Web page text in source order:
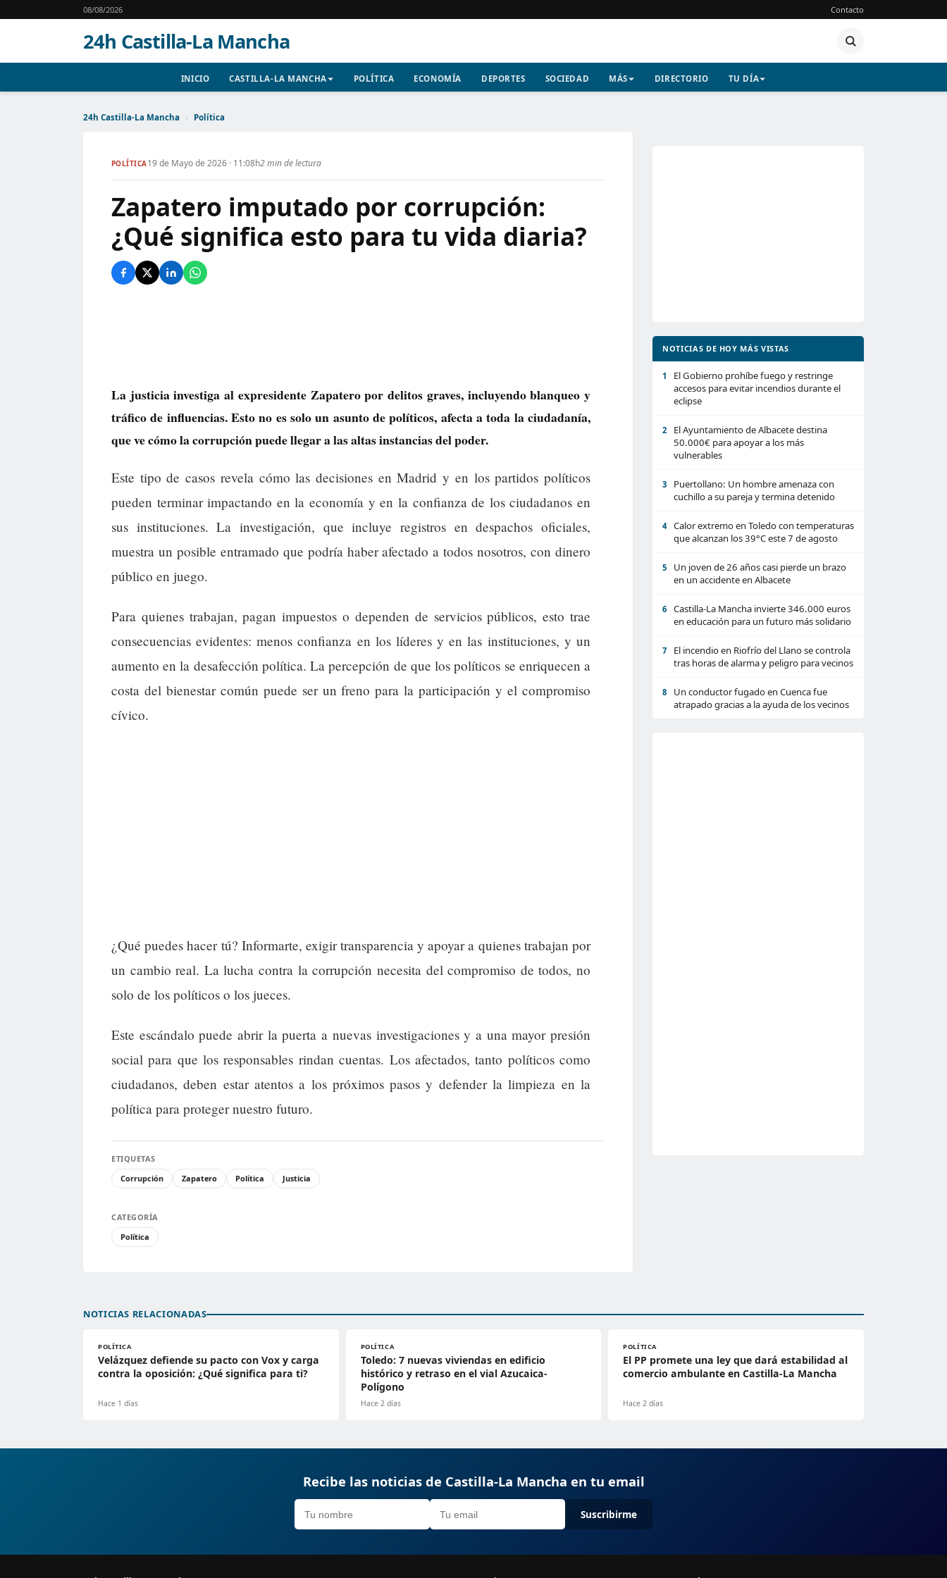
08/08/2026 Contacto
24h Castilla-La Mancha
INICIO CASTILLA-LA MANCHA POLÍTICA ECONOMÍA DEPORTES SOCIEDAD MÁS DIRECTORIO TU DÍA
24h Castilla-La Mancha › Política
POLÍTICA19 de Mayo de 2026 · 11:08h2 min de lectura
Zapatero imputado por corrupción:
¿Qué significa esto para tu vida diaria?
La justicia investiga al expresidente Zapatero por delitos graves, incluyendo blanqueo y
tráfico de influencias. Esto no es solo un asunto de políticos, afecta a toda la ciudadanía,
que ve cómo la corrupción puede llegar a las altas instancias del poder.
Este tipo de casos revela cómo las decisiones en Madrid y en los partidos políticos
pueden terminar impactando en la economía y en la confianza de los ciudadanos en
sus instituciones. La investigación, que incluye registros en despachos oficiales,
muestra un posible entramado que podría haber afectado a todos nosotros, con dinero
público en juego.
Para quienes trabajan, pagan impuestos o dependen de servicios públicos, esto trae
consecuencias evidentes: menos confianza en los líderes y en las instituciones, y un
aumento en la desafección política. La percepción de que los políticos se enriquecen a
costa del bienestar común puede ser un freno para la participación y el compromiso
cívico.
¿Qué puedes hacer tú? Informarte, exigir transparencia y apoyar a quienes trabajan por
un cambio real. La lucha contra la corrupción necesita del compromiso de todos, no
solo de los políticos o los jueces.
Este escándalo puede abrir la puerta a nuevas investigaciones y a una mayor presión
social para que los responsables rindan cuentas. Los afectados, tanto políticos como
ciudadanos, deben estar atentos a los próximos pasos y defender la limpieza en la
política para proteger nuestro futuro.
ETIQUETAS
Corrupción
Zapatero Política Justicia
CATEGORÍA
Política
NOTICIAS DE HOY MÁS VISTAS
1
El Gobierno prohíbe fuego y restringe
accesos para evitar incendios durante el
eclipse
2
El Ayuntamiento de Albacete destina
50.000€ para apoyar a los más
vulnerables
3
Puertollano: Un hombre amenaza con
cuchillo a su pareja y termina detenido
4
Calor extremo en Toledo con temperaturas
que alcanzan los 39°C este 7 de agosto
5
Un joven de 26 años casi pierde un brazo
en un accidente en Albacete
6
Castilla-La Mancha invierte 346.000 euros
en educación para un futuro más solidario
7
El incendio en Riofrío del Llano se controla
tras horas de alarma y peligro para vecinos
8
Un conductor fugado en Cuenca fue
atrapado gracias a la ayuda de los vecinos
NOTICIAS RELACIONADAS
POLÍTICA
Velázquez defiende su pacto con Vox y carga
contra la oposición: ¿Qué significa para ti?
Hace 1 días
POLÍTICA
Toledo: 7 nuevas viviendas en edificio
histórico y retraso en el vial Azucaica-
Polígono
Hace 2 días
POLÍTICA
El PP promete una ley que dará estabilidad al
comercio ambulante en Castilla-La Mancha
Hace 2 días
Recibe las noticias de Castilla-La Mancha en tu email
Suscribirme